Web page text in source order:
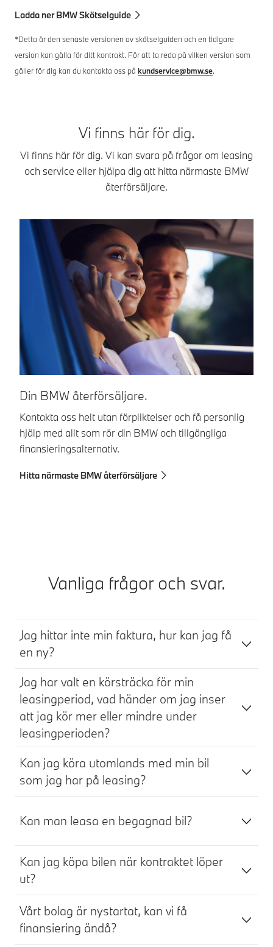
Ladda ner BMW Skötselguide
*Detta är den senaste versionen av skötselguiden och en tidigare
version kan gälla för ditt kontrakt. För att ta reda på vilken version som
gäller för dig kan du kontakta oss på kundservice@bmw.se.
Vi finns här för dig.
Vi finns här för dig. Vi kan svara på frågor om leasing
och service eller hjälpa dig att hitta närmaste BMW
återförsäljare.
Din BMW återförsäljare.
Kontakta oss helt utan förpliktelser och få personlig
hjälp med allt som rör din BMW och tillgängliga
finansieringsalternativ.
Hitta närmaste BMW återförsäljare
Vanliga frågor och svar.
Jag hittar inte min faktura, hur kan jag få
en ny?
Jag har valt en körsträcka för min
leasingperiod, vad händer om jag inser
att jag kör mer eller mindre under
leasingperioden?
Kan jag köra utomlands med min bil
som jag har på leasing?
Kan man leasa en begagnad bil?
Kan jag köpa bilen när kontraktet löper
ut?
Vårt bolag är nystartat, kan vi få
finansiering ändå?